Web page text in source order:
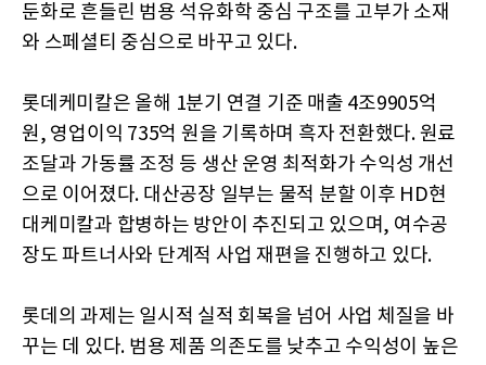
둔화로 흔들린 범용 석유화학 중심 구조를 고부가 소재
와 스페셜티 중심으로 바꾸고 있다.
롯데케미칼은 올해 1분기 연결 기준 매출 4조9905억
원, 영업이익 735억 원을 기록하며 흑자 전환했다. 원료
조달과 가동률 조정 등 생산 운영 최적화가 수익성 개선
으로 이어졌다. 대산공장 일부는 물적 분할 이후 HD현
대케미칼과 합병하는 방안이 추진되고 있으며, 여수공
장도 파트너사와 단계적 사업 재편을 진행하고 있다.
롯데의 과제는 일시적 실적 회복을 넘어 사업 체질을 바
꾸는 데 있다. 범용 제품 의존도를 낮추고 수익성이 높은